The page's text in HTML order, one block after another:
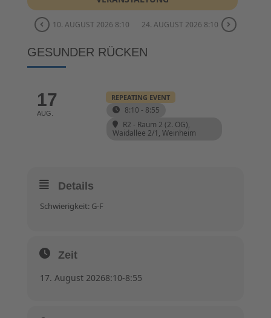
10. AUGUST 2026 8:10 24. AUGUST 2026 8:10
GESUNDER RÜCKEN
17
AUG.
REPEATING EVENT
8:10 - 8:55
R2 - Raum 2 (2. OG),
Waidallee 2/1, Weinheim
Details
Schwierigkeit: G-F
Zeit
17. August 20268:10-8:55